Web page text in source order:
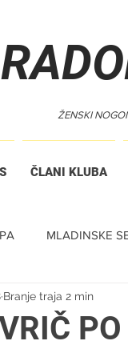
ŽENSKI
ČLANI KLUBA
MLADINSKE
Branje traja 2 min